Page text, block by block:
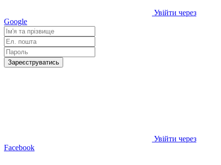
Увійти через
Google
Зареєструватись
Увійти через
Facebook